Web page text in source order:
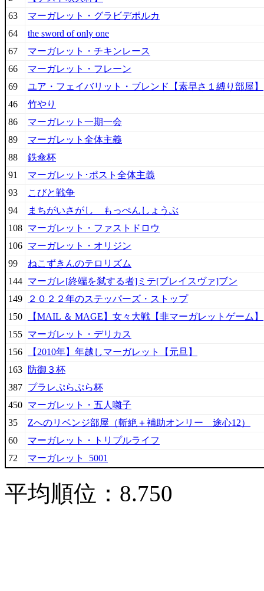
63
マーガレット・グラビデポルカ
64
the sword of only one
67
マーガレット・チキンレース
66
マーガレット・フレーン
69
ユア・フェイバリット・ブレンド【素早さ１縛り部屋】
46
竹やり
86
マーガレット一期一会
89
マーガレット全体主義
88
鉄傘杯
91
マーガレット･ポスト全体主義
93
こびと戦争
94
まちがいさがし もっぺんしょうぶ
108 マーガレット・ファストドロウ
106 マーガレット・オリジン
99
ねこずきんのテロリズム
144 マーガレ[終端を弑する者]ミテ[ブレイスヴァ]ブン
149
２０２２年のステッパーズ・ストップ
150
【MAIL ＆ MAGE】女々大戦【非マーガレットゲーム】
155 マーガレット・デリカス
156
【2010年】年越しマーガレット【元旦】
163
防御３杯
387 プラレぷらぷら杯
450 マーガレット・五人囃子
35
Zへのリベンジ部屋（斬絶＋補助オンリー 途心12）
60
マーガレット・トリプルライフ
72
マーガレット_5001
平均順位：8.750